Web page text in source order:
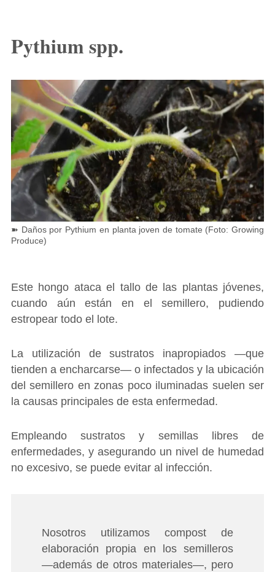
Pythium spp.
➽ Daños por Pythium en planta joven de tomate (Foto: Growing
Produce)
Este hongo ataca el tallo de las plantas jóvenes,
cuando aún están en el semillero, pudiendo
estropear todo el lote.
La utilización de sustratos inapropiados ―que
tienden a encharcarse― o infectados y la ubicación
del semillero en zonas poco iluminadas suelen ser
la causas principales de esta enfermedad.
Empleando sustratos y semillas libres de
enfermedades, y asegurando un nivel de humedad
no excesivo, se puede evitar al infección.
Nosotros utilizamos compost de
elaboración propia en los semilleros
―además de otros materiales―, pero